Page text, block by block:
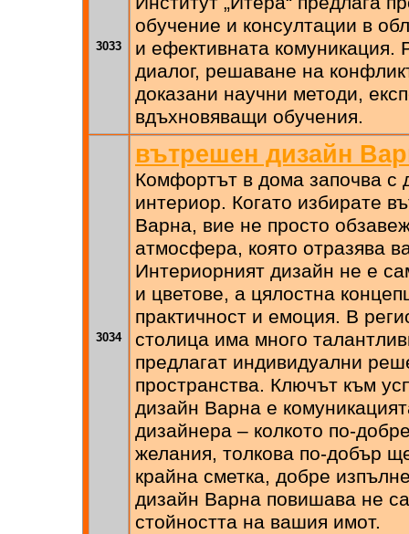
3033
обучение и консултации в
и ефективната комуникация.
диалог, решаване на
доказани научни методи,
вдъхновяващи обучения.
3034
вътрешен дизайн
Комфортът в дома започва с
интериор. Когато избирате
Варна, вие не просто
атмосфера, която отразява
Интериорният дизайн не е
и цветове, а цялостна
практичност и емоция. В
столица има много
предлагат индивидуални
пространства. Ключът към
дизайн Варна е
дизайнера – колкото по-
желания, толкова по-добър
крайна сметка, добре
дизайн Варна повишава не
стойността на вашия имот.